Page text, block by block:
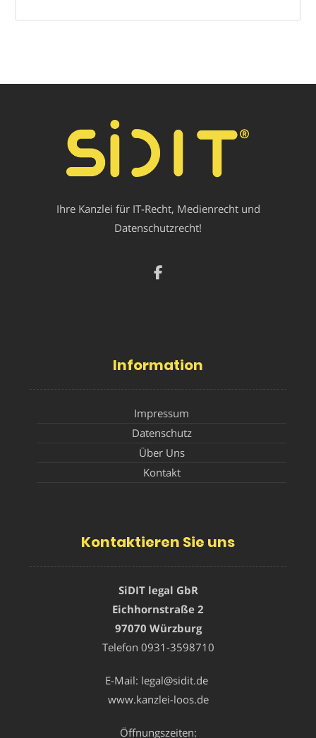
Ihre Kanzlei für IT-Recht, Medienrecht und
Datenschutzrecht!
Information
Impressum
Datenschutz
Über Uns
Kontakt
Kontaktieren Sie uns
SiDIT legal GbR
Eichhornstraße 2
97070 Würzburg
Telefon 0931-3598710
E-Mail: legal@sidit.de
www.kanzlei-loos.de
Öffnungszeiten: